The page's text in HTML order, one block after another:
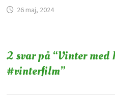
26 maj, 2024
2 svar på “Vinter
#vinterfilm”